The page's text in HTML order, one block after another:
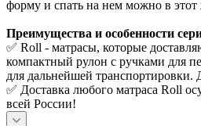
форму и спать на нем можно в этот
Преимущества и особенности
✅ Roll - матрасы, которые
компактный рулон с ручками для
для дальнейшей транспортировки.
✅ Доставка любого матраса Roll
всей России!